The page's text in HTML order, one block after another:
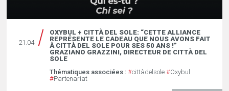
21.04
OXYBUL + CITTÀ DEL SOLE: “CETTE ALLIANCE
REPRÉSENTE LE CADEAU QUE NOUS AVONS FAIT
À CITTÀ DEL SOLE POUR SES 50 ANS !”
GRAZIANO GRAZZINI, DIRECTEUR DE CITTÀ DEL
SOLE
Thématiques associées : #cittàdelsole #Oxybul
#Partenariat